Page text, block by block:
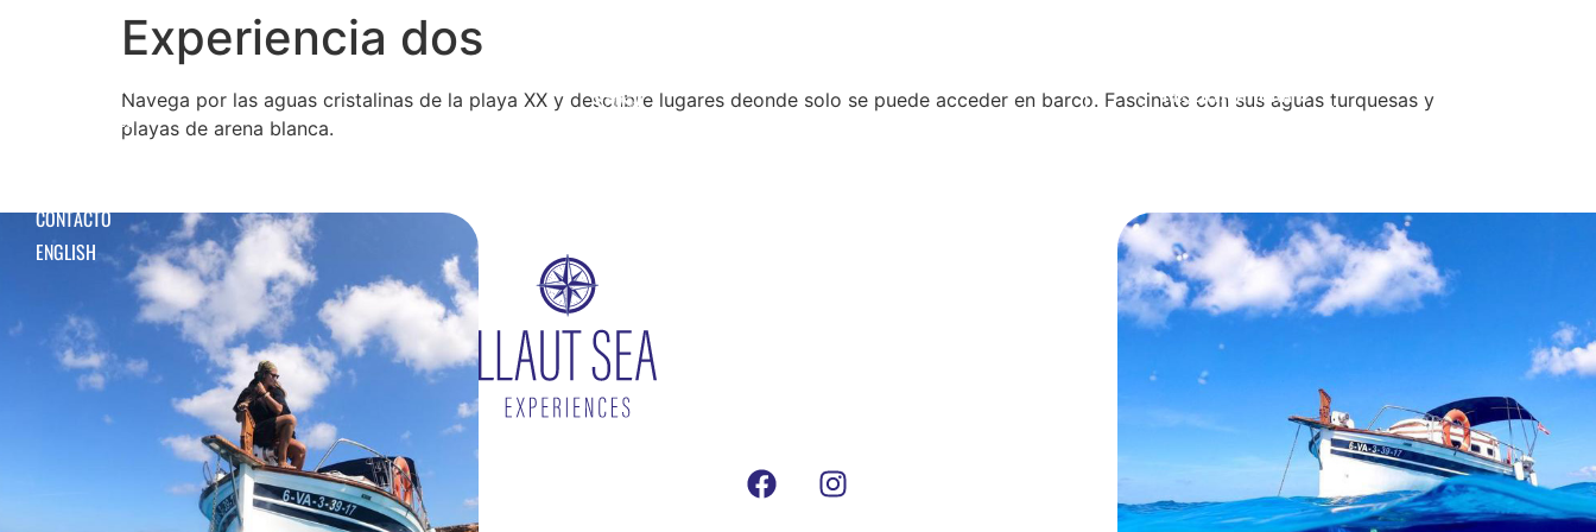
NUESTROS LLAUTS
EXCURSIONES
CONTACTO
ENGLISH
RESERVA AHORA
Experiencia dos
Navega por las aguas cristalinas de la playa XX y descubre lugares deonde solo se puede acceder en barco. Fascinate con sus aguas turquesas y
playas de arena blanca.